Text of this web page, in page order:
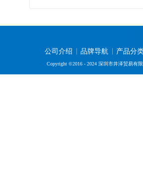
公司介绍 品牌导航 产品分
Copyright ©2016 - 2024 深圳市井泽贸易有